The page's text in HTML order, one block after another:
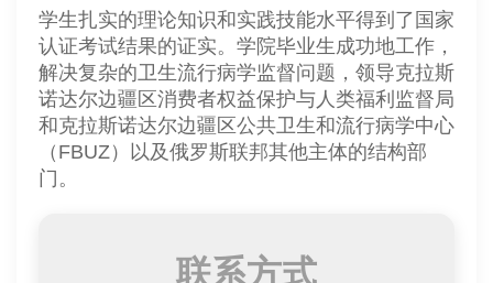
学生扎实的理论知识和实践技能水平得到了国家
认证考试结果的证实。学院毕业生成功地工作，
解决复杂的卫生流行病学监督问题，领导克拉斯
诺达尔边疆区消费者权益保护与人类福利监督局
和克拉斯诺达尔边疆区公共卫生和流行病学中心
（FBUZ）以及俄罗斯联邦其他主体的结构部
门。
联系方式